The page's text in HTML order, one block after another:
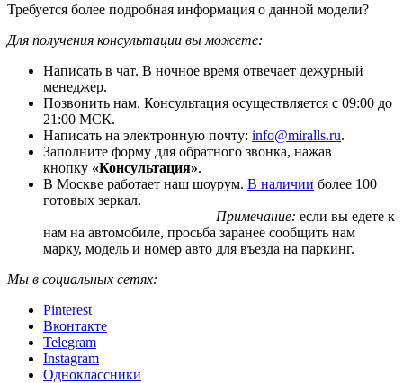
Требуется более подробная информация о данной модели?
Для получения консультации вы можете:
Написать в чат. В ночное время отвечает дежурный
менеджер.
Позвонить нам. Консультация осуществляется с 09:00 до
21:00 МСК.
Написать на электронную почту: info@miralls.ru.
Заполните форму для обратного звонка, нажав
кнопку «Консультация».
В Москве работает наш шоурум. В наличии более 100
готовых зеркал.
Примечание: если вы едете к
нам на автомобиле, просьба заранее сообщить нам
марку, модель и номер авто для въезда на паркинг.
Мы в социальных сетях:
Pinterest
Вконтакте
Telegram
Instagram
Одноклассники